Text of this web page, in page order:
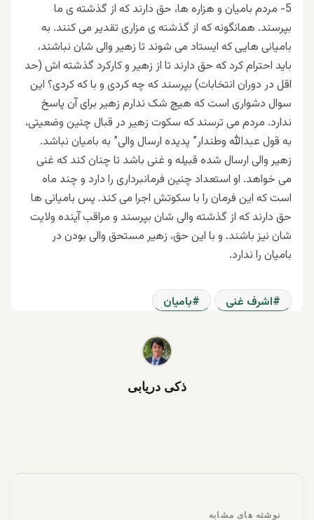
5- مردم بامیان و هزاره ها، حق دارند که از گذشته ی ما
بپرسند. همانگونه که از گذشته ی مزاری تقدیر می کنند. به
بامیانی هایی که ایستاد می شوند تا زهیر والی شان نباشند،
باید احترام کرد که حق دارند تا از زهیر و کارکرد گذشته اش (حد
اقل در دوران انتخابات) بپرسند که چه کردی و با که کردی؟ این
سوال دشواری است که هیچ شک ندارم زهیر برای آن پاسخ
ندارد. مردم می ترسند که سکوت زهیر در قبال چنین وضعیتی،
به قول عبدالله وطندار” پدیده ارسال والی” به بامیان نباشد.
زهیر والی ارسال شده قبیله و غنی باشد تا چنان کند که غنی
می خواهد. او استعداد چنین فرمانبرداری را دارد و چند ماه
است که این فرمان را با سکوتش اجرا می کند. پس بامیانی ها
حق دارند که از گذشته والی شان بپرسند و مراقب آینده ولایت
شان نیز باشند. و با این حق، زهیر مستحق والی بودن در
بامیان را ندارد.
اشرف غنی بامیان
ذکی دریابی
نوشته های مشابه